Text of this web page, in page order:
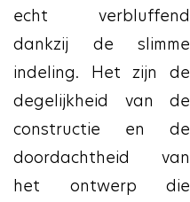
echt verbluffend
dankzij de slimme
indeling. Het zijn de
degelijkheid van de
constructie en de
doordachtheid van
het ontwerp die